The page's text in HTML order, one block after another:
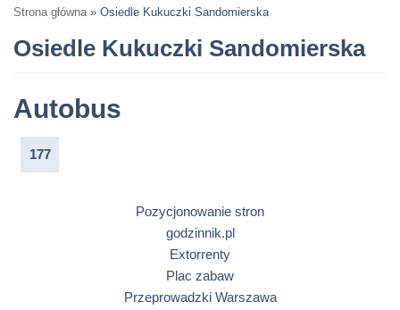
Strona główna » Osiedle Kukuczki Sandomierska
Osiedle Kukuczki Sandomierska
Autobus
177
Pozycjonowanie stron
godzinnik.pl
Extorrenty
Plac zabaw
Przeprowadzki Warszawa